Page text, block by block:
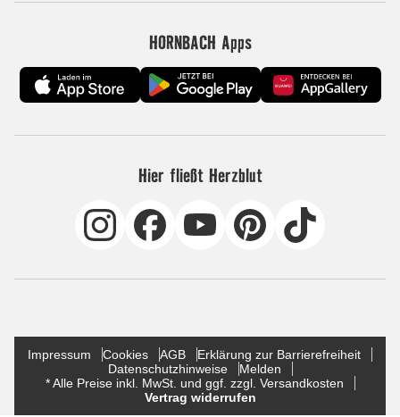
HORNBACH Apps
Hier fließt Herzblut
Impressum Cookies AGB
Erklärung zur Barrierefreiheit
Datenschutzhinweise
Melden
* Alle Preise inkl. MwSt. und ggf. zzgl. Versandkosten
Vertrag widerrufen